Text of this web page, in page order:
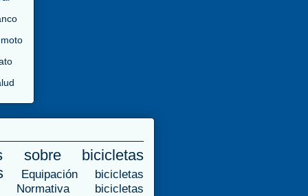
sobre bicicletas
Equipación bicicletas
Normativa bicicletas